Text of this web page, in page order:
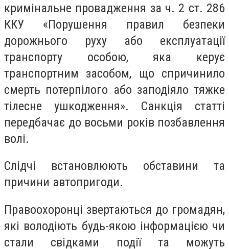
кримінальне провадження за ч. 2 ст. 286
ККУ «Порушення правил безпеки
дорожнього руху або експлуатації
транспорту особою, яка керує
транспортним засобом, що спричинило
смерть потерпілого або заподіяло тяжке
тілесне ушкодження». Санкція статті
передбачає до восьми років позбавлення
волі.
Слідчі встановлюють обставини та
причини автопригоди.
Правоохоронці звертаються до громадян,
які володіють будь-якою інформацією чи
стали свідками події та можуть